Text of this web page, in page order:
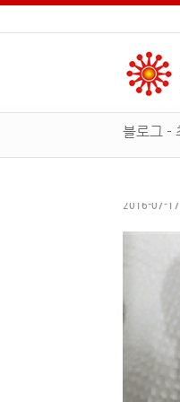
블로그 -
2016-07-17